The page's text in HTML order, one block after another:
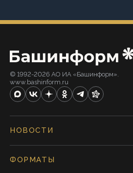
© 1992-2026 АО ИА «Башинформ».
www.bashinform.ru
НОВОСТИ
ФОРМАТЫ